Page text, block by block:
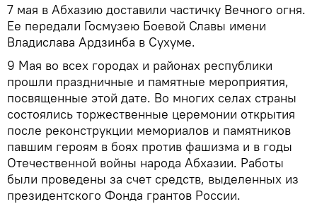
7 мая в Абхазию доставили частичку Вечного огня.
Ее передали Госмузею Боевой Славы имени
Владислава Ардзинба в Сухуме.
9 Мая во всех городах и районах республики
прошли праздничные и памятные мероприятия,
посвященные этой дате. Во многих селах страны
состоялись торжественные церемонии открытия
после реконструкции мемориалов и памятников
павшим героям в боях против фашизма и в годы
Отечественной войны народа Абхазии. Работы
были проведены за счет средств, выделенных из
президентского Фонда грантов России.